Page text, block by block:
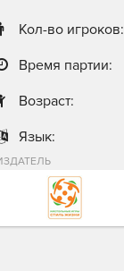
Кол-во игроков:
Время партии:
Возраст:
Язык: